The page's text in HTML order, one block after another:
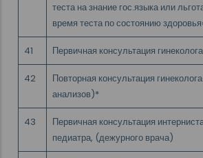
теста на знание гос.языка или
время теста по состоянию
41 Первичная консультация гинеколога
42
Повторная консультация
анализов)*
43
Первичная консультация
педиатра, (дежурного врача)